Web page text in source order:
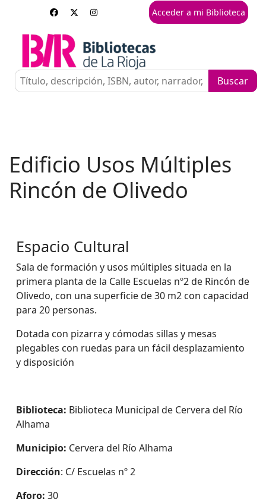
Acceder a mi Biblioteca
Edificio Usos Múltiples
Rincón de Olivedo
Espacio Cultural
Sala de formación y usos múltiples situada en la
primera planta de la Calle Escuelas nº2 de Rincón de
Olivedo, con una superficie de 30 m2 con capacidad
para 20 personas.
Dotada con pizarra y cómodas sillas y mesas
plegables con ruedas para un fácil desplazamiento
y disposición
Biblioteca: Biblioteca Municipal de Cervera del Río
Alhama
Municipio: Cervera del Río Alhama
Dirección: C/ Escuelas nº 2
Aforo: 30